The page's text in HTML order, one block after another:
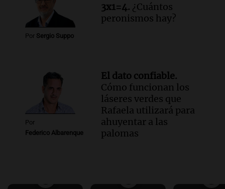
Por Sergio Suppo
3x1=4. ¿Cuántos
peronismos hay?
Por
Federico Albarenque
El dato confiable.
Cómo funcionan los
láseres verdes que
Rafaela utilizará para
ahuyentar a las
palomas